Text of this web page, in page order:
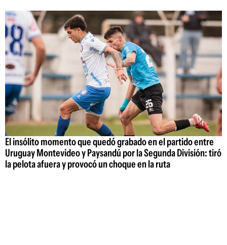
El insólito momento que quedó grabado en el partido entre
Uruguay Montevideo y Paysandú por la Segunda División: tiró
la pelota afuera y provocó un choque en la ruta